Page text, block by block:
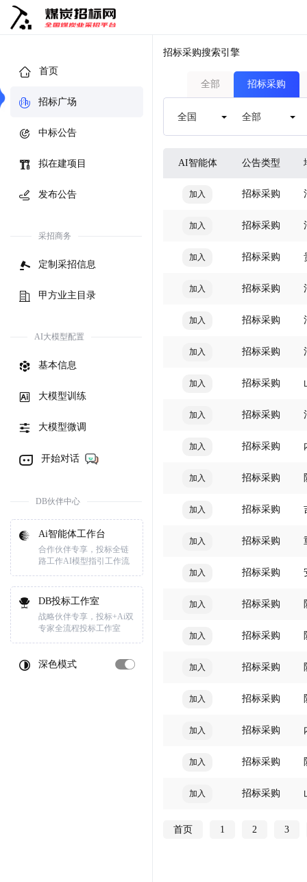
首页
招标广场
中标公告
拟在建项目
发布公告
采招商务
定制采招信息
甲方业主目录
AI大模型配置
基本信息
大模型训练
大模型微调
开始对话
DB伙伴中心
Ai智能体工作台
合作伙伴专享，投标全链
路工作AI模型指引工作流
DB投标工作室
战略伙伴专享，投标+Ai双
专家全流程投标工作室
深色模式
招标采购搜索引擎
全部 招标采购
AI智能体 公告类型
加入 招标采购
加入 招标采购
加入 招标采购
加入 招标采购
加入 招标采购
加入 招标采购
加入 招标采购
加入 招标采购
加入 招标采购
加入 招标采购
加入 招标采购
加入 招标采购
加入 招标采购
加入 招标采购
加入 招标采购
加入 招标采购
加入 招标采购
加入 招标采购
加入 招标采购
加入 招标采购
首页 1 2 3